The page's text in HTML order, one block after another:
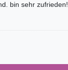
bin sehr zufrieden!